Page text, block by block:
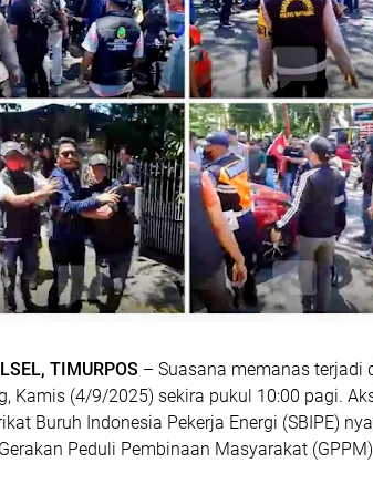
TIMURPOS – Suasana memanas terjadi
Kamis (4/9/2025) sekira pukul 10:00 pagi.
Buruh Indonesia Pekerja Energi (SBIPE)
Peduli Pembinaan Masyarakat